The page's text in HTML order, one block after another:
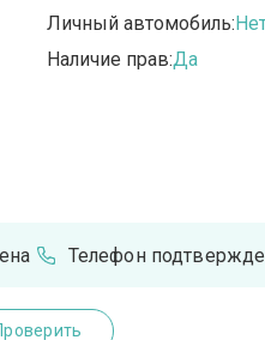
Личный автомобиль:
Наличие прав:Да
Телефон